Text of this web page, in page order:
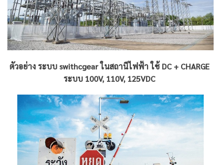
ตัวอย่าง ระบบ swithcgear ในสถานีไฟฟ้า ใช้ DC + CHARGE
ระบบ 100V, 110V, 125VDC